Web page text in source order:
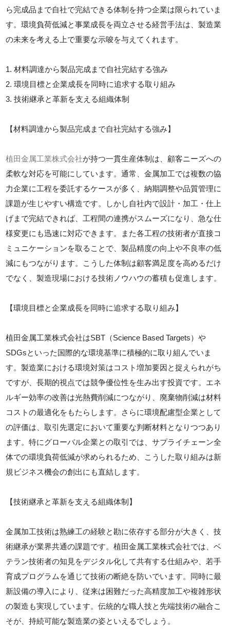
ら完成品まで自社で完結できる体制を持つ企業は限られていま
す。環境負荷低減と事業成長を両立させる経営手法は、製造業
の未来を考える上で重要な示唆を与えてくれます。
1. 材料調達から製品完成まで自社完結する強み
2. 環境目標と企業成長を同時に追求する取り組み
3. 技術継承と革新を支える組織体制
【材料調達から製品完成まで自社完結する強み】
植田金属工業株式会社が持つ一貫生産体制は、顧客ニーズへの
柔軟な対応を可能にしています。通常、金属加工では複数の協
力企業に工程を委託するケースが多く、納期調整や品質管理に
課題が生じやすい構造です。しかし自社内で設計・加工・仕上
げまで完結できれば、工程間の連携がスムーズになり、急な仕
様変更にも迅速に対応できます。また各工程の技術者が直接コ
ミュニケーションを取ることで、製品精度の向上や不良率の低
減にもつながります。こうした体制は顧客満足度を高めるだけ
でなく、製造現場における技術ノウハウの蓄積も促進します。
【環境目標と企業成長を同時に追求する取り組み】
植田金属工業株式会社はSBT（Science Based Targets）や
SDGsといった国際的な環境基準に積極的に取り組んでいま
す。製造業における環境対策はコスト増加要因と捉えられがち
ですが、長期的視点では競争優位性を生み出す投資です。エネ
ルギー効率の改善は光熱費削減につながり、廃棄物削減は材料
コストの最適化をもたらします。さらに環境配慮型企業として
の評価は、取引先選定において重要な判断材料となりつつあり
ます。特にグローバル企業との取引では、サプライチェーン全
体での環境負荷低減が求められるため、こうした取り組みは新
規ビジネス機会の創出にも直結します。
【技術継承と革新を支える組織体制】
金属加工技術は熟練工の経験と勘に依存する部分が大きく、技
術継承が業界共通の課題です。植田金属工業株式会社では、ベ
テラン技術者の知見をデジタル化して共有する仕組みや、若手
育成プログラムを通じて技術の断絶を防いでいます。同時に最
新設備の導入により、従来は困難だった高精度加工や複雑形状
の製造も実現しています。伝統的な職人技と先端技術の融合こ
そが、持続可能な製造業の姿といえるでしょう。